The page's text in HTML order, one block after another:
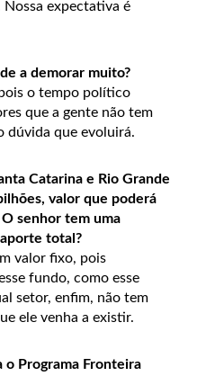
Nossa expectativa é
a demorar muito?
o tempo político
que a gente não tem
dúvida que evoluirá.
Catarina e Rio Grande
valor que poderá
senhor tem uma
total?
valor fixo, pois
fundo, como esse
setor, enfim, não tem
ele venha a existir.
o Programa Fronteira